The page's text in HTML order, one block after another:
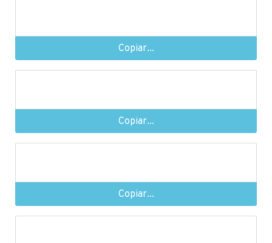
Copiar...
Copiar...
Copiar...